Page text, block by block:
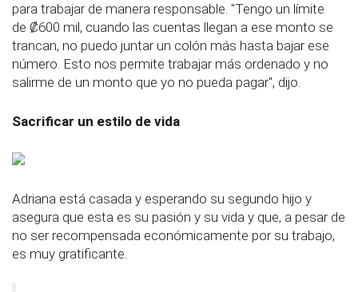
para trabajar de manera responsable. "Tengo un límite
de ₡600 mil, cuando las cuentas llegan a ese monto se
trancan, no puedo juntar un colón más hasta bajar ese
número. Esto nos permite trabajar más ordenado y no
salirme de un monto que yo no pueda pagar", dijo.
Sacrificar un estilo de vida
Adriana está casada y esperando su segundo hijo y
asegura que esta es su pasión y su vida y que, a pesar de
no ser recompensada económicamente por su trabajo,
es muy gratificante.